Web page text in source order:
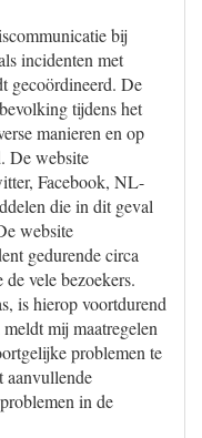
bij
incidenten met
gecoördineerd. De
tijdens het
manieren en op
De website
Facebook, NL-
die in dit geval
website
gedurende circa
vele bezoekers.
is hierop voortdurend
mij maatregelen
problemen te
aanvullende
in de